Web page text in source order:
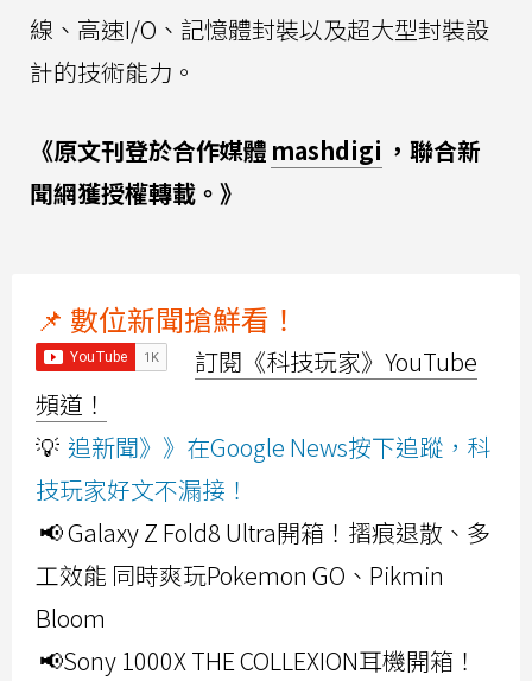
線、高速I/O、記憶體封裝以及超大型封裝設
計的技術能力。
《原文刊登於合作媒體 mashdigi ，聯合新
聞網獲授權轉載。》
📌 數位新聞搶鮮看！
訂閱《科技玩家》YouTube
頻道！
💡 追新聞》》在Google News按下追蹤，科
技玩家好文不漏接！
📢 Galaxy Z Fold8 Ultra開箱！摺痕退散、多
工效能 同時爽玩Pokemon GO、Pikmin
Bloom
📢Sony 1000X THE COLLEXION耳機開箱！